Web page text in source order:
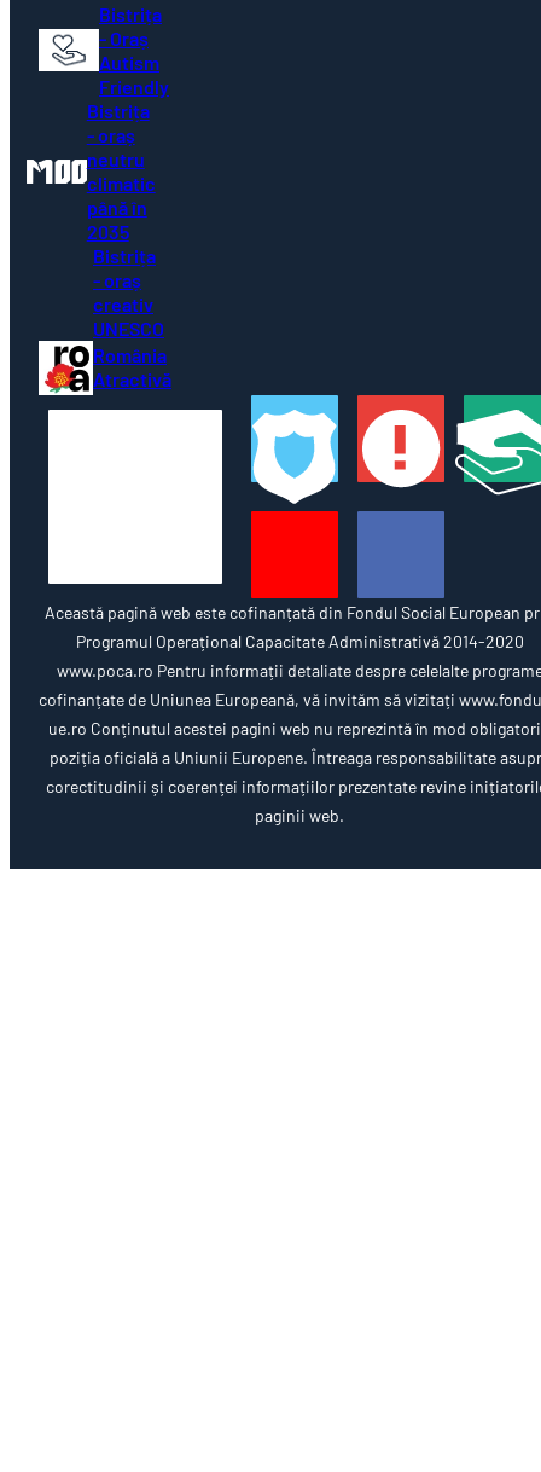
Bistrița
- Oraș
Autism
Friendly
Bistrița
- oraș
neutru
climatic
până în
2035
Bistrița
- oraș
creativ
UNESCO
România
Atractivă
Această pagină web este cofinanțată din Fondul Social European
Programul Operațional Capacitate Administrativă 2014-2020
www.poca.ro Pentru informații detaliate despre celelalte
cofinanțate de Uniunea Europeană, vă invităm să vizitați
ue.ro Conținutul acestei pagini web nu reprezintă în mod
poziția oficială a Uniunii Europene. Întreaga responsabilitate
corectitudinii și coerenței informațiilor prezentate revine
paginii web.